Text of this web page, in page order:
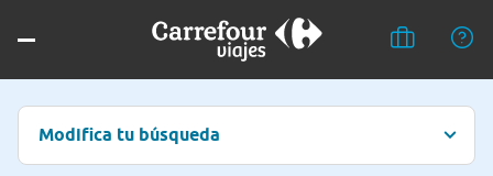
Modifica tu búsqueda